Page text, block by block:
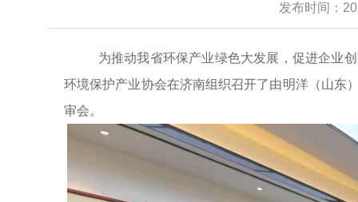
发布时间：
为推动我省环保产业绿色大发展，促进企业
环境保护产业协会在济南组织召开了由明洋（山东
审会。